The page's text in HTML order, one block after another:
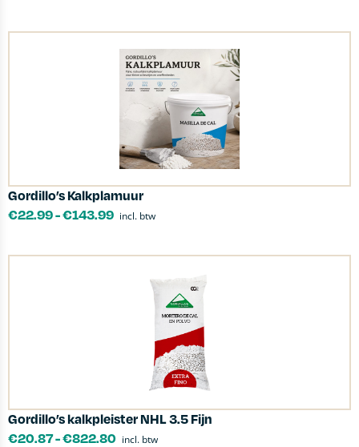
Gordillo’s Kalkplamuur
€22.99-€143.99 incl. btw
Gordillo’s kalkpleister NHL 3.5 Fijn
€20.87-€822.80 incl. btw